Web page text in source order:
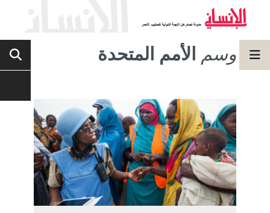
وسم الأمم المتحدة